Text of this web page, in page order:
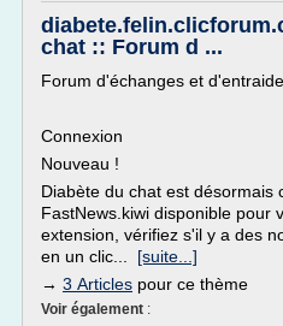
chat :: Forum d ...
Forum d'échanges et
Connexion
Nouveau !
Diabète du chat est désormais
FastNews.kiwi disponible pour
extension, vérifiez s'il y a des
en un clic... [suite...]
→ 3 Articles pour ce thème
Voir également :